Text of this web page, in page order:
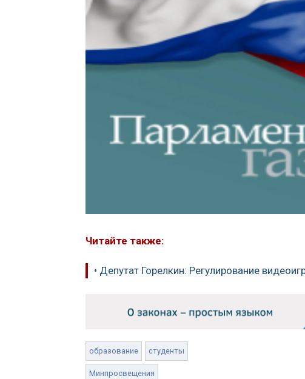
Читайте также:
• Депутат Горелкин: Регулирование
образование студенты
Минпросвещения